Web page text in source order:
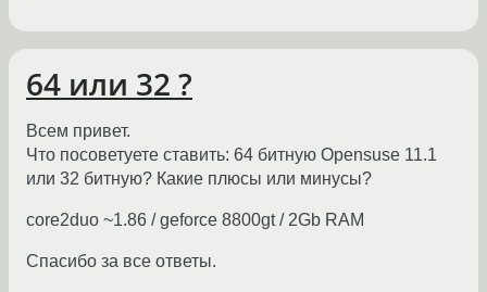
64 или 32 ?
Всем привет.
Что посоветуете ставить: 64 битную Opensuse 11.1
или 32 битную? Какие плюсы или минусы?
core2duo ~1.86 / geforce 8800gt / 2Gb RAM
Спасибо за все ответы.